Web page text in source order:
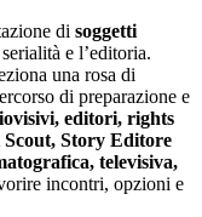
di soggetti
e l’editoria.
una rosa di
di preparazione e
editori, rights
Scout, Story Editore
televisiva,
incontri, opzioni e